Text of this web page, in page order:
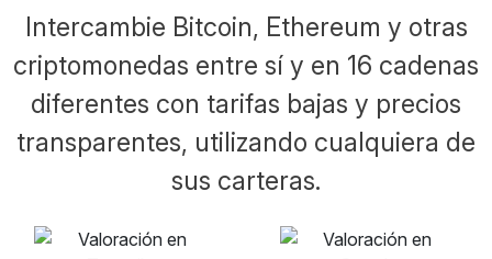
Intercambie Bitcoin, Ethereum y otras
criptomonedas entre sí y en 16 cadenas
diferentes con tarifas bajas y precios
transparentes, utilizando cualquiera de
sus carteras.